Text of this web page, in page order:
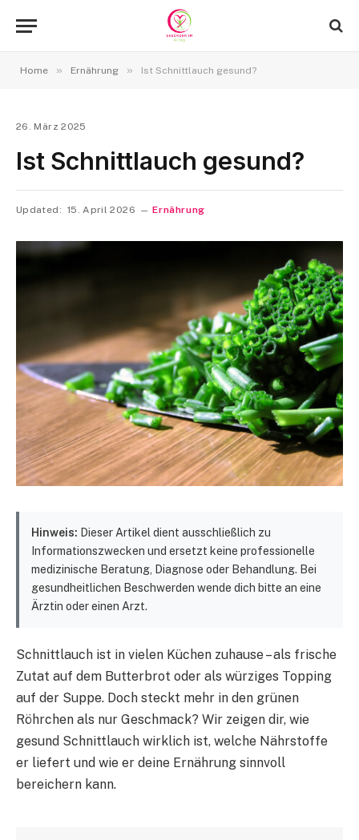
Home » Ernährung » Ist Schnittlauch gesund?
26. März 2025
Ist Schnittlauch gesund?
Updated: 15. April 2026 Ernährung
Hinweis: Dieser Artikel dient ausschließlich zu
Informationszwecken und ersetzt keine professionelle
medizinische Beratung, Diagnose oder Behandlung. Bei
gesundheitlichen Beschwerden wende dich bitte an eine
Ärztin oder einen Arzt.
Schnittlauch ist in vielen Küchen zuhause – als frische
Zutat auf dem Butterbrot oder als würziges Topping
auf der Suppe. Doch steckt mehr in den grünen
Röhrchen als nur Geschmack? Wir zeigen dir, wie
gesund Schnittlauch wirklich ist, welche Nährstoffe
er liefert und wie er deine Ernährung sinnvoll
bereichern kann.